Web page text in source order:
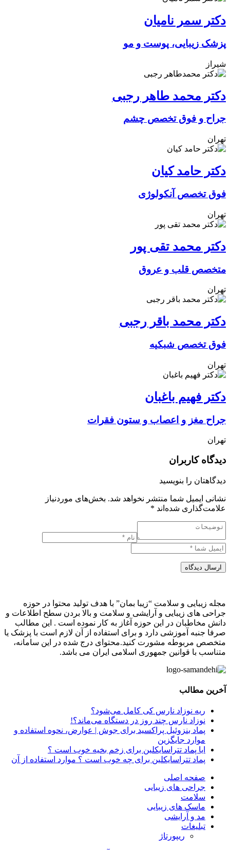
دکتر سمر نامیان
پزشک زیبایی، پوست و مو
شیراز
دکتر محمد طاهر رجبی
جراح و فوق تخصص چشم
تهران
دکتر حامد کیان
فوق تخصص آنکولوژی
تهران
دکتر محمد تقی پور
متخصص قلب و عروق
تهران
دکتر محمد باقر رجبی
فوق تخصص شبکیه
تهران
دکتر فهیم باغبان
جراح مغز و اعصاب و ستون فقرات
تهران
دیدگاه کاربران
دیدگاهتان را بنویسید
نشانی ایمیل شما منتشر نخواهد شد. بخش‌های موردنیاز
علامت‌گذاری شده‌اند *
ارسال دیدگاه
مجله زیبایی و سلامت “زیبا بمان” با هدف تولید محتوا در حوزه
جراحی های زیبایی و آرایشی و سلامت و بالا بردن سطح اطلاعات و
دانش مخاطبان در این حوزه آغاز به کار نموده است . این مطالب
صرفا جنبه آموزشی دارد و برای استفاده از آن لازم است با پزشک یا
متخصص مربوطه مشورت کنید.محتوای درج شده در این سامانه،
متناسب با قوانین جمهوری اسلامی ایران می باشد.
آخرین مطالب
ریه نوزاد نارس کی کامل می‌شود؟
نوزاد نارس چند روز در دستگاه می‌ماند؟!
پماد بنزوئیل پراکسید برای جوش | عوارض، نحوه استفاده و
موارد جایگزین
ایا پماد تتراسایکلین برای زخم بخیه خوب است ؟
پماد تتراسایکلین برای چه خوب است ؟ موارد استفاده از آن
صفحه اصلی
جراحی های زیبایی
سلامت
ماسک های زیبایی
مد و آرایشی
تبلیغات
ریپورتاژ